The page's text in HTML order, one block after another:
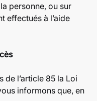
personne, ou sur
effectués à l’aide
l’article 85 la Loi
informons que, en